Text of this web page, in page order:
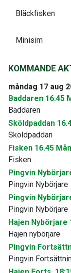
Bläckfisken
Minisim
KOMMANDE
måndag 17 aug
Baddaren 16.45
Baddaren
Sköldpaddan
Sköldpaddan
Fisken 16.45
Fisken
Pingvin
Pingvin Nybörjare
Pingvin
Pingvin Nybörjare
Hajen Nybörjare
Hajen nybörjare
Pingvin
Pingvin